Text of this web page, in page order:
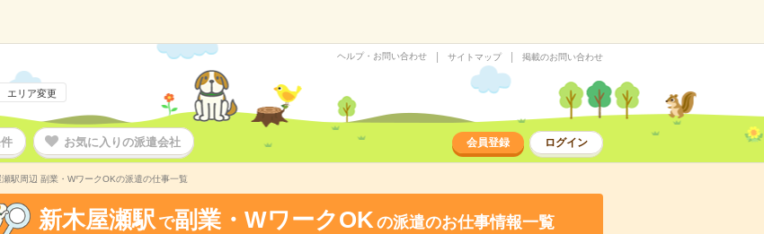
エリア変更
ヘルプ・お問い合わせ サイトマップ 掲載のお問い合わせ
お気に入りの派遣会社 会員登録 ログイン
瀬駅周辺 副業・WワークOKの派遣の仕事一覧
新木屋瀬駅 で副業・WワークOKの派遣のお仕事情報一覧